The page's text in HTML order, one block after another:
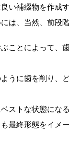
い補綴物を作成
は、当然、前段
ことによって、
うに歯を削り、
ストな状態にな
最終形態をイメ